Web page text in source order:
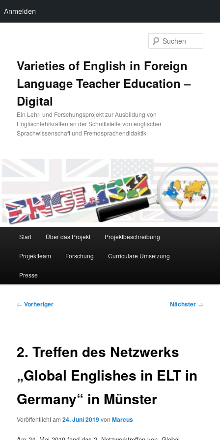
Anmelden
Varieties of English in Foreign
Language Teacher Education –
Digital
Ein Lehr- und Forschungsprojekt zur Ausbildung von
Englischlehrkräften an der Schnittstelle von englischer
Sprachwissenschaft und Fremdsprachendidaktik
Start Über das Projekt Projektbeschreibung
Projektteam Forschung Curriculare Umsetzung
Presse
Beitragsnavigation
← Vorheriger Nächster →
2. Treffen des Netzwerks
„Global Englishes in ELT in
Germany“ in Münster
Veröffentlicht am24. Juni 2019vonMarcus